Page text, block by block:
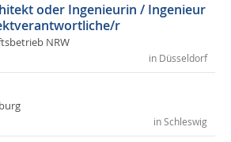
oder Ingenieurin / Ingenieur
r
NRW
in Düsseldorf
in Schleswig